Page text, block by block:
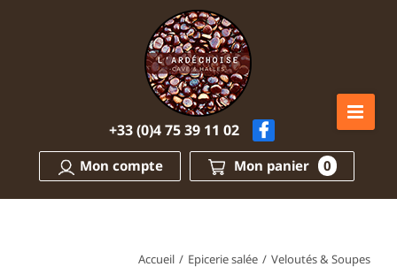
+33 (0)4 75 39 11 02
Mon compte Mon panier 0
Accueil / Epicerie salée / Veloutés & Soupes